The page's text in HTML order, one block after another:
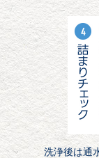
洗浄後は通